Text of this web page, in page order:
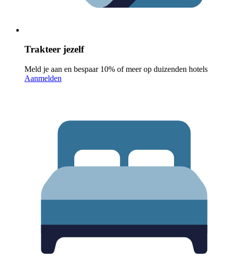
Trakteer jezelf
Meld je aan en bespaar 10% of meer op duizenden hotels
Aanmelden